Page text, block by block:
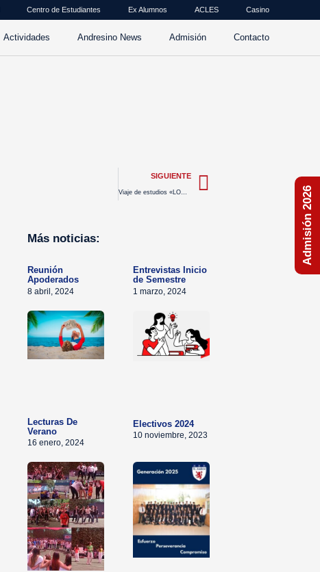
Centro de Estudiantes Ex Alumnos ACLES Casino
Actividades Andresino News Admisión Contacto
SIGUIENTE
Más noticias:
Reunión
Apoderados
8 abril, 2024
Entrevistas Inicio
de Semestre
1 marzo, 2024
Lecturas De
Verano
16 enero, 2024
Electivos 2024
10 noviembre, 2023
Admisión 2026